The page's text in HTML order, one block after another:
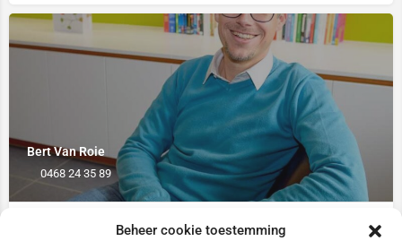
Beheer cookie toestemming
Bert Van Roie
0468 24 35 89